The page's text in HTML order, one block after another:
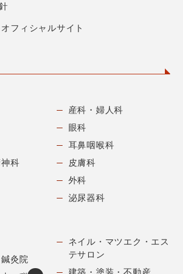
フィシャルサイト
科
産科・婦人科
眼科
耳鼻咽喉科
皮膚科
外科
泌尿器科
灸院
ネイル・マツエク・ エス
テサロン
建築・塗装・不動産